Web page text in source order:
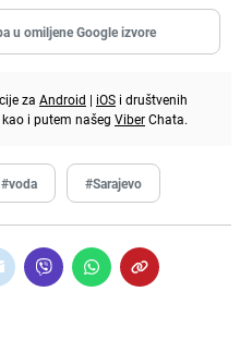
u omiljene Google izvore
za Android | iOS i društvenih
kao i putem našeg ViberChata.
#voda #Sarajevo